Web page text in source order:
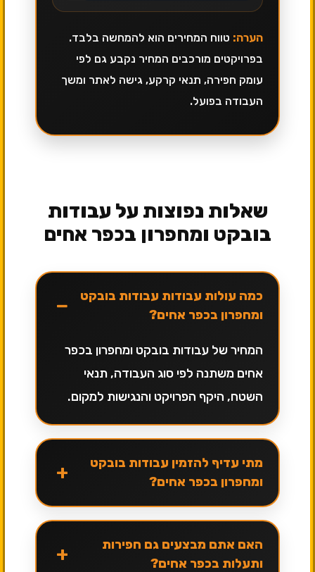
הערה: טווח המחירים הוא להמחשה בלבד.
בפרויקטים מורכבים המחיר נקבע גם לפי
עומק חפירה, תנאי קרקע, גישה לאתר ומשך
העבודה בפועל.
שאלות נפוצות על עבודות
בובקט ומחפרון בכפר אחים
כמה עולות עבודות עבודות בובקט
ומחפרון בכפר אחים?
−
המחיר של עבודות בובקט ומחפרון בכפר
אחים משתנה לפי סוג העבודה, תנאי
השטח, היקף הפרויקט והנגישות למקום.
מתי עדיף להזמין עבודות בובקט
ומחפרון בכפר אחים?
+
האם אתם מבצעים גם חפירות
ותעלות בכפר אחים?
+